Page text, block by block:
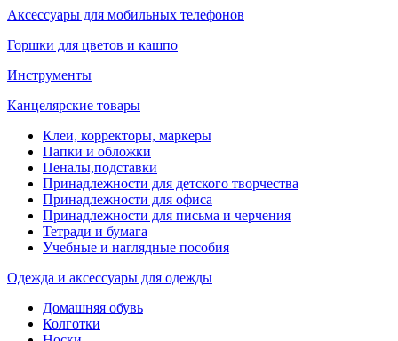
Аксессуары для мобильных телефонов
Горшки для цветов и кашпо
Инструменты
Канцелярские товары
Клеи, корректоры, маркеры
Папки и обложки
Пеналы,подставки
Принадлежности для детского творчества
Принадлежности для офиса
Принадлежности для письма и черчения
Тетради и бумага
Учебные и наглядные пособия
Одежда и аксессуары для одежды
Домашняя обувь
Колготки